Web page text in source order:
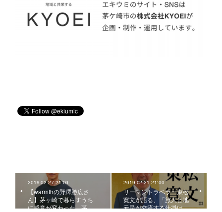
2019.02.27 21:00
【warmthの野澤勝広さ
ん】茅ヶ崎で暮らすうち
に感覚が変わった。茅…
2019.02.21 21:00
リーマントラベラー東松
寛文が語る、「旅人と地
元民が交流する仕掛け…